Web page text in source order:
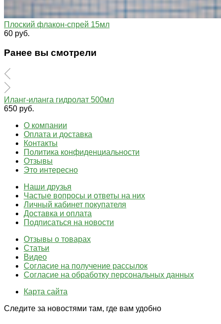
Плоский флакон-спрей 15мл
60 руб.
Ранее вы смотрели
Иланг-иланга гидролат 500мл
650 руб.
О компании
Оплата и доставка
Контакты
Политика конфиденциальности
Отзывы
Это интересно
Наши друзья
Частые вопросы и ответы на них
Личный кабинет покупателя
Доставка и оплата
Подписаться на новости
Отзывы о товарах
Статьи
Видео
Согласие на получение рассылок
Согласие на обработку персональных данных
Карта сайта
Следите за новостями там, где вам удобно